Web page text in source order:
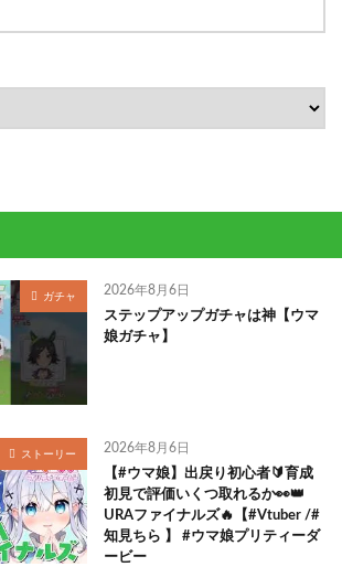
ガチャ 2026年8月6日
ステップアップガチャは神【ウマ
娘ガチャ】
ストーリー 2026年8月6日
【#ウマ娘】出戻り初心者🔰育成
初見で評価いくつ取れるか👀👑
URAファイナルズ🔥【#Vtuber /#
知見ちら 】 #ウマ娘プリティーダ
ービー